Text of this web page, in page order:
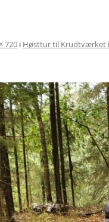
UTTALELSER
UTTALELSER
TIDLIGERE
720 i Høsttur til Krudtværket